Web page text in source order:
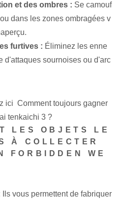
et des ombres : Se camouf
dans les zones ombragées v
furtives : Éliminez les enne
d'attaques sournoises ou d'arc
ici Comment toujours gagner
tenkaichi 3 ?
LES OBJETS LE
À COLLECTER
FORBIDDEN WE
Ils vous permettent de fabriquer